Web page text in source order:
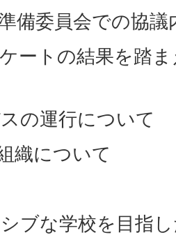
備委員会での協
ートの結果を踏
の運行について
織について
ブな学校を目指